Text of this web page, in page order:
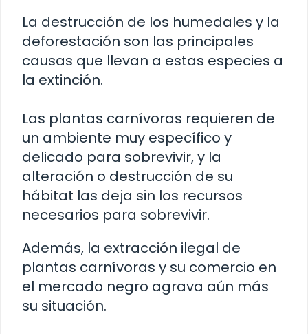
La destrucción de los humedales y la
deforestación son las principales
causas que llevan a estas especies a
la extinción.
Las plantas carnívoras requieren de
un ambiente muy específico y
delicado para sobrevivir, y la
alteración o destrucción de su
hábitat las deja sin los recursos
necesarios para sobrevivir.
Además, la extracción ilegal de
plantas carnívoras y su comercio en
el mercado negro agrava aún más
su situación.